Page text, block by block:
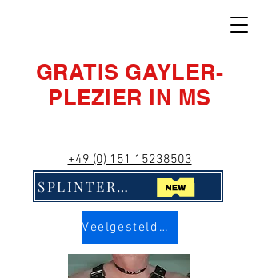
GRATIS GAYLER-
PLEZIER IN MS
+49 (0) 151 15238503
SPLINTERNIEUW! Klik hier!!
Veelgestelde vragen